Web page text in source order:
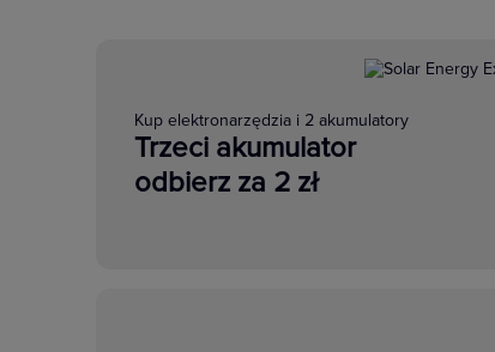
Kup elektronarzędzia i 2 akumulatory
Trzeci akumulator
odbierz za 2 zł